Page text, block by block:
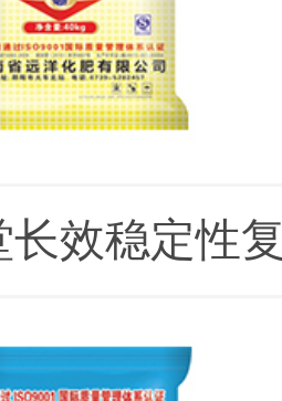
长效稳定性
合肥